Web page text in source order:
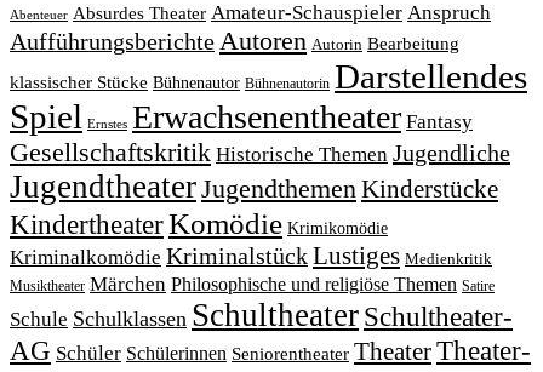
Abenteuer Absurdes Theater Amateur-Schauspieler Anspruch
AufführungsberichteAutoren Autorin Bearbeitung
klassischer Stücke Bühnenautor Bühnenautorin Darstellendes
Spiel Ernstes Erwachsenentheater Fantasy
Gesellschaftskritik Historische Themen Jugendliche
JugendtheaterJugendthemenKinderstücke
KindertheaterKomödie Krimikomödie
Kriminalkomödie KriminalstückLustiges Medienkritik
Musiktheater Märchen Philosophische und religiöse Themen Satire
Schule Schulklassen Schultheater Schultheater-
AG Schüler Schülerinnen Seniorentheater TheaterTheater-